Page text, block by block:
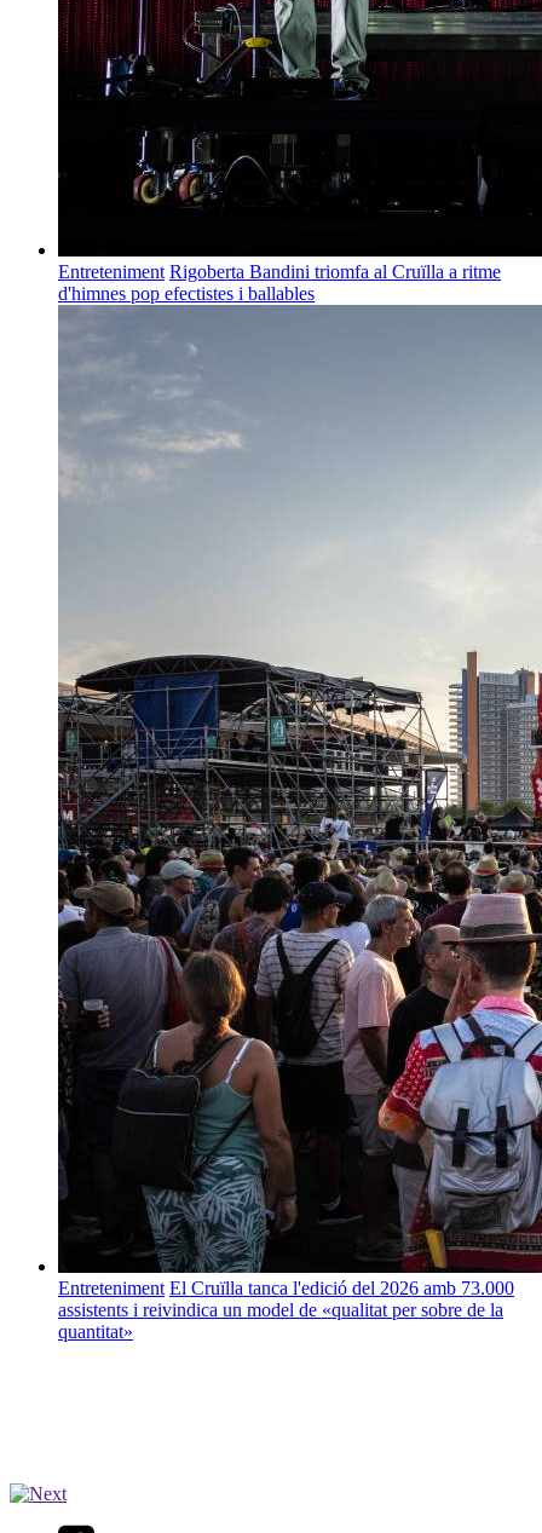
Entreteniment Rigoberta Bandini triomfa al Cruïlla a ritme
d'himnes pop efectistes i ballables
Entreteniment El Cruïlla tanca l'edició del 2026 amb 73.000
assistents i reivindica un model de «qualitat per sobre de la
quantitat»